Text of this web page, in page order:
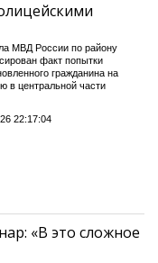
МВД России по району
факт попытки
гражданина на
в центральной части
22:17:04
«В это сложное